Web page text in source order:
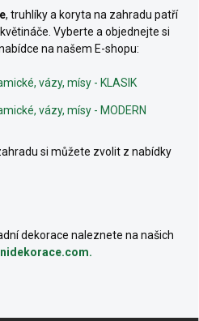
, truhlíky a koryta na zahradu patří
Vyberte a objednejte si
na našem E-shopu:
vázy, mísy - KLASIK
vázy, mísy - MODERN
si můžete zvolit z nabídky
dekorace naleznete na našich